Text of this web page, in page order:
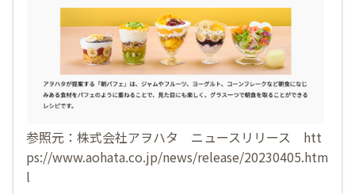
参照元：株式会社アヲハタ ニュースリリース htt
ps://www.aohata.co.jp/news/release/20230405.htm
l